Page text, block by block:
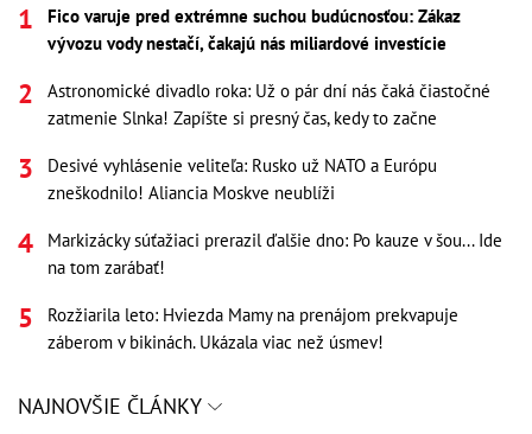
Fico varuje pred extrémne suchou budúcnosťou: Zákaz
vývozu vody nestačí, čakajú nás miliardové investície
Astronomické divadlo roka: Už o pár dní nás čaká čiastočné
zatmenie Slnka! Zapíšte si presný čas, kedy to začne
Desivé vyhlásenie veliteľa: Rusko už NATO a Európu
zneškodnilo! Aliancia Moskve neublíži
Markizácky súťažiaci prerazil ďalšie dno: Po kauze v šou... Ide
na tom zarábať!
Rozžiarila leto: Hviezda Mamy na prenájom prekvapuje
záberom v bikinách. Ukázala viac než úsmev!
NAJNOVŠIE ČLÁNKY